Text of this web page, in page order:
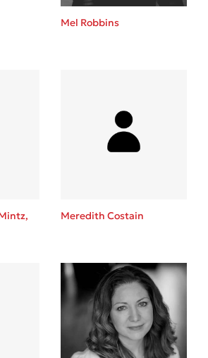
Κώστας Κρομμύδας
Το λιμάνι μου είσαι εσύ
Mel Robbins
Meredith Costain